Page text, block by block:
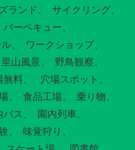
ランド
サイクリング
バーベキュー
ワークショップ
里山風景
野鳥観察
無料
穴場スポット
食品工場
乗り物
バス
園内列車
味覚狩り